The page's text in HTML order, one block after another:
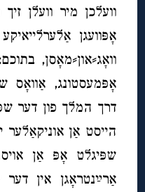
וועלכן מיר וועלן
אָפּוועגן
וואָג⸗און⸗מאָסן,
אָפּמעסטונג,
דרך המלך פון דער
הייסט אַן אוניקאַלער
שפּיגלט אָפּ אַן
אַרײַנטראָגן אין